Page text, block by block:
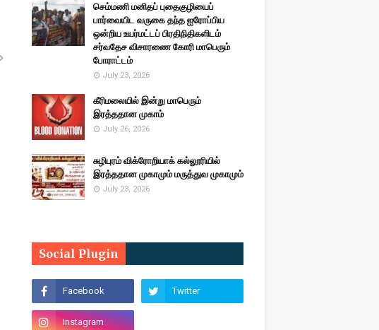
செம்மணி மனிதப் புதைகுழியைப்
பார்வையிட வருகை தந்த ஐரோப்பிய
ஒன்றிய உயர்மட்டப் பிரதிநிதிகளிடம்
சர்வதேச விசாரணை கோரி மாபெரும்
போராட்டம்
July 23, 2026
கீரிமலையில் இன்று மாபெரும்
இரத்ததான முகாம்
July 26, 2026
சுழிபுரம் விக்ரோறியாக் கல்லூரியில்
இரத்ததான முகாமும் மருத்துவ முகாமும்
July 23, 2026
Social Plugin